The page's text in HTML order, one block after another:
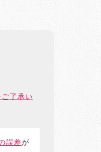
了承い
誤差が